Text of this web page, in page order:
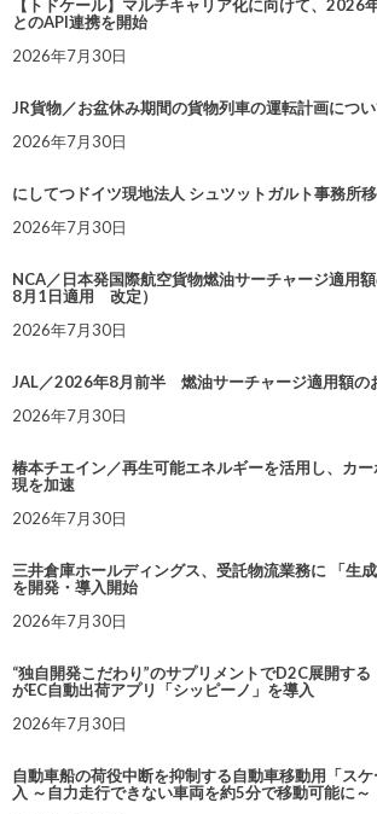
【トドケール】マルチキャリア化に向けて、2026
とのAPI連携を開始
2026年7月30日
JR貨物／お盆休み期間の貨物列車の運転計画につ
2026年7月30日
にしてつドイツ現地法人 シュツットガルト事務所
2026年7月30日
NCA／日本発国際航空貨物燃油サーチャージ適用
8月1日適用 改定）
2026年7月30日
JAL／2026年8月前半 燃油サーチャージ適用額の
2026年7月30日
椿本チエイン／再生可能エネルギーを活用し、カ
現を加速
2026年7月30日
三井倉庫ホールディングス、受託物流業務に 「生
を開発・導入開始
2026年7月30日
“独自開発こだわり”のサプリメントでD2C展開する
がEC自動出荷アプリ「シッピーノ」を導入
2026年7月30日
自動車船の荷役中断を抑制する自動車移動用「ス
入 ～自力走行できない車両を約5分で移動可能に～